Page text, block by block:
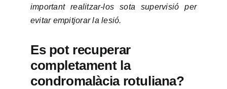
important realitzar-los sota supervisió per
evitar empitjorar la lesió.
Es pot recuperar
completament la
condromalàcia rotuliana?